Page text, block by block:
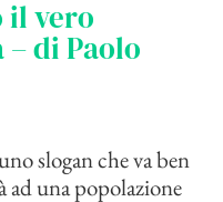
il vero
di Paolo
slogan che va ben
ad una popolazione